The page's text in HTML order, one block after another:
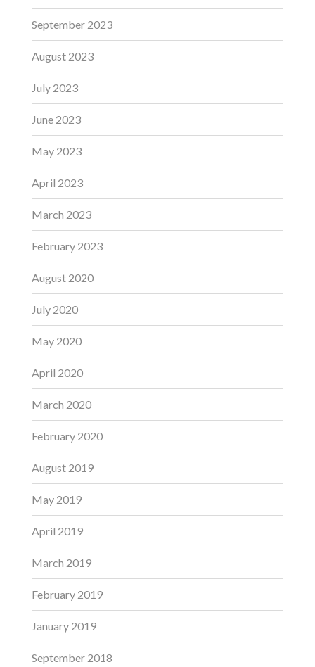
September 2023
August 2023
July 2023
June 2023
May 2023
April 2023
March 2023
February 2023
August 2020
July 2020
May 2020
April 2020
March 2020
February 2020
August 2019
May 2019
April 2019
March 2019
February 2019
January 2019
September 2018